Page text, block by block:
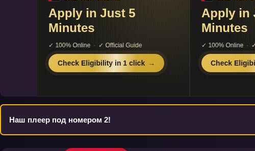
Наш плеер под номером 2!